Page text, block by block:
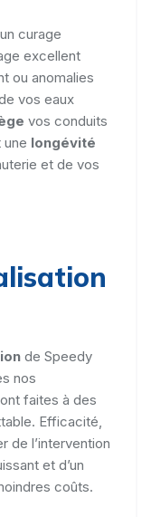
curage
excellent
ou anomalies
vos eaux
vos conduits
une longévité
et de vos
de Speedy
nos
faites à des
Efficacité,
de l’intervention
et d’un
coûts.